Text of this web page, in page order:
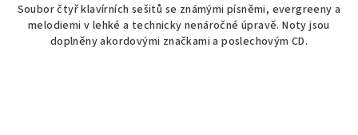
z
5
hvězdiček.
Soubor čtyř klavírních sešitů se známými písněmi, evergreeny a
melodiemi v lehké a technicky nenáročné úpravě. Noty jsou
doplněny akordovými značkami a poslechovým CD.